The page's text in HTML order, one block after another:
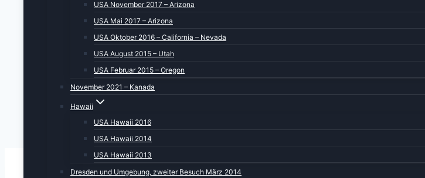
USA November 2017 – Arizona
USA Mai 2017 – Arizona
USA Oktober 2016 – California – Nevada
USA August 2015 – Utah
USA Februar 2015 – Oregon
November 2021 – Kanada
Hawaii
USA Hawaii 2016
USA Hawaii 2014
USA Hawaii 2013
Dresden und Umgebung, zweiter Besuch März 2014